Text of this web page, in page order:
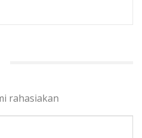
rahasiakan